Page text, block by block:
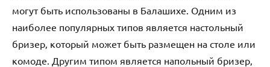
могут быть использованы в Балашихе. Одним из
наиболее популярных типов является настольный
бризер‚ который может быть размещен на столе или
комоде. Другим типом является напольный бризер‚